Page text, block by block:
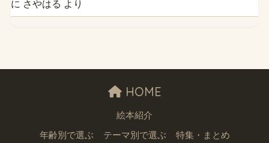
に さやはる より
HOME
絵本紹介
年齢別で選ぶ テーマ別で選ぶ 特集・まとめ